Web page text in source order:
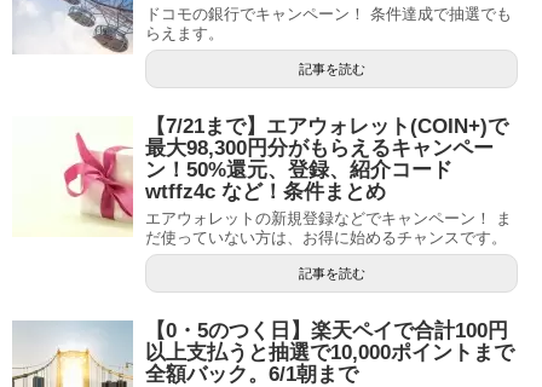
ドコモの銀行でキャンペーン！ 条件達成で抽選でも
らえます。
記事を読む
【7/21まで】エアウォレット(COIN+)で
最大98,300円分がもらえるキャンペー
ン！50%還元、登録、紹介コード
wtffz4c など！条件まとめ
エアウォレットの新規登録などでキャンペーン！ ま
だ使っていない方は、お得に始めるチャンスです。
記事を読む
【0・5のつく日】楽天ペイで合計100円
以上支払うと抽選で10,000ポイントまで
全額バック。6/1朝まで